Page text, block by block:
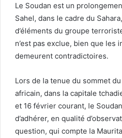
Le Soudan est un
Sahel, dans le cadre du
d’éléments du groupe
n’est pas exclue, bien que les
demeurent contradictoires.
Lors de la tenue du sommet
africain, dans la capitale
et 16 février courant, le
d’adhérer, en qualité
question, qui compte la